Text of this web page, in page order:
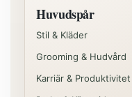
Huvudspår
Stil & Kläder
Grooming & Hudvård
Karriär & Produktivitet